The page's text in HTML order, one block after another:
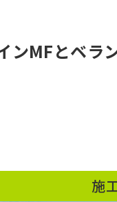
ンMFとベラ
施